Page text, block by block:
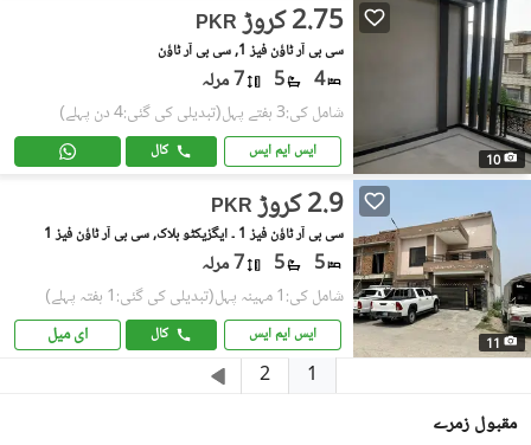
10
PKR 2.75 کروڑ
سی بی آر ٹاؤن فیز 1, سی بی آر ٹاؤن
4
5 7 مرلہ
شامل کی:3 ہفتے پہل (تبدیلی کی گئی:4 دن پہلے)
ایس ایم ایس کال
11
PKR 2.9 کروڑ
سی بی آر ٹاؤن فیز 1 ۔ ایگزیکٹو بلاک, سی بی آر ٹاؤن فیز 1
5
5 7 مرلہ
شامل کی:1 مہینہ پہل (تبدیلی کی گئی:1 ہفتہ پہلے)
ایس ایم ایس کال ای میل
1
2
مقبول زمرے